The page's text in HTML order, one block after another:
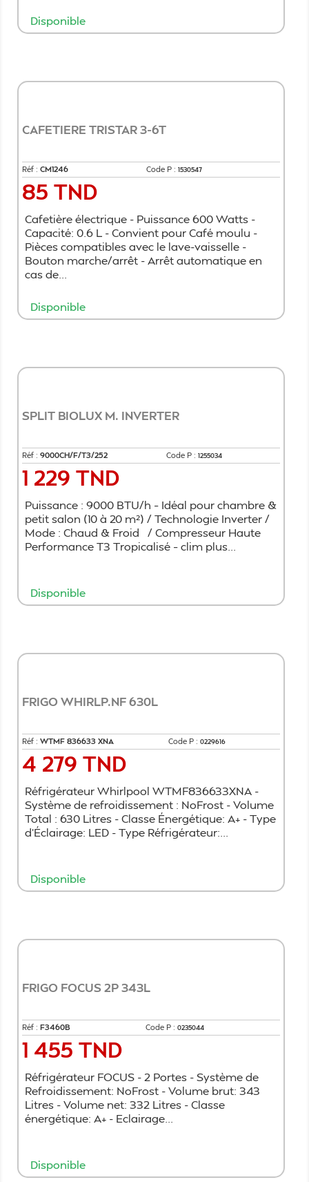
Disponible
CAFETIERE TRISTAR 3-6T
Réf : CM1246 Code P : 1530547
Prix
85 TND
Cafetière électrique - Puissance 600 Watts -
Capacité: 0.6 L - Convient pour Café moulu -
Pièces compatibles avec le lave-vaisselle -
Bouton marche/arrêt - Arrêt automatique en
cas de...
Disponible
SPLIT BIOLUX M. INVERTER
Réf : 9000CH/F/T3/252 Code P : 1255034
Prix
1 229 TND
Puissance : 9000 BTU/h – Idéal pour chambre &
petit salon (10 à 20 m²) / Technologie Inverter /
Mode : Chaud & Froid / Compresseur Haute
Performance T3 Tropicalisé – clim plus...
Disponible
FRIGO WHIRLP.NF 630L
Réf : WTMF 836633 XNA Code P : 0229616
Prix
4 279 TND
Réfrigérateur Whirlpool WTMF836633XNA -
Système de refroidissement : NoFrost - Volume
Total : 630 Litres - Classe Énergétique: A+ - Type
d'Éclairage: LED - Type Réfrigérateur:...
Disponible
FRIGO FOCUS 2P 343L
Réf : F3460B Code P : 0235044
Prix
1 455 TND
Réfrigérateur FOCUS - 2 Portes - Système de
Refroidissement: NoFrost - Volume brut: 343
Litres - Volume net: 332 Litres - Classe
énergétique: A+ - Eclairage...
Disponible